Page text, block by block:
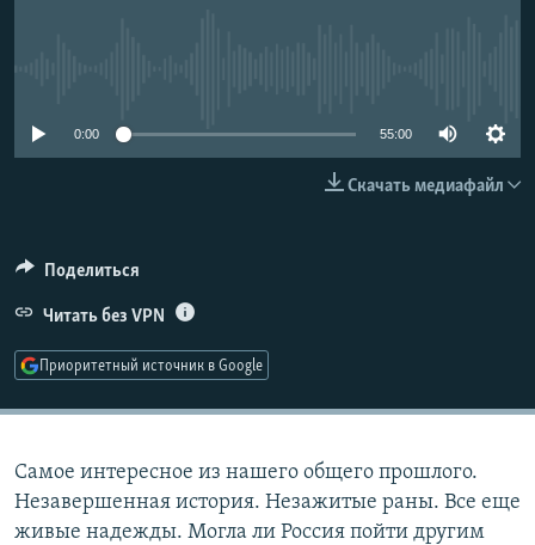
СОЦИАЛЬНЫЕ СЕТИ
0:00 55:00
Скачать медиафайл
Поделиться
Читать без VPN
Приоритетный источник в Google
Самое интересное из нашего общего прошлого.
Незавершенная история. Незажитые раны. Все еще
живые надежды. Могла ли Россия пойти другим